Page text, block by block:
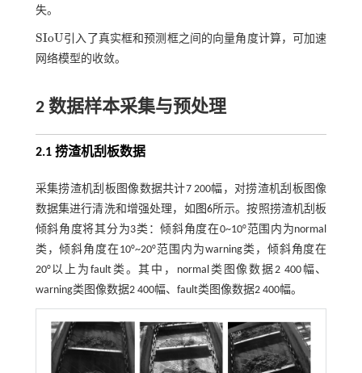
失。
SIoU
SIoU
引入了真实框和预测框之间的向量角度计算，可加速
网络模型的收敛。
2 数据样本采集与预处理
2.1 捞渣机刮板数据
采集捞渣机刮板图像数据共计7 200幅，对捞渣机刮板图像
数据集进行清洗和增强处理，如 图6所示。按照捞渣机刮板
倾斜角度将其分为3类：倾斜角度在0~10°范围内为normal
类，倾斜角度在10°~20°范围内为warning类，倾斜角度在
20°以上为fault类。其中，normal类图像数据2 400幅、
warning类图像数据2 400幅、fault类图像数据2 400幅。